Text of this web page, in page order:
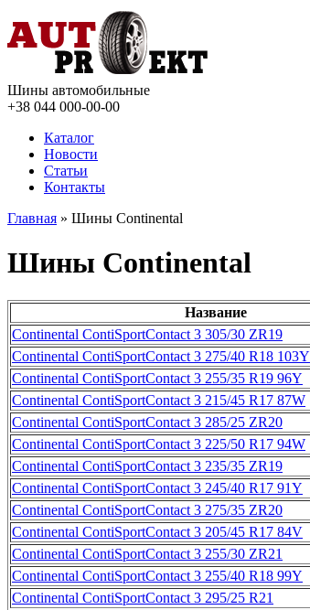
Шины автомобильные
+38 044 000-00-00
Каталог
Новости
Статьи
Контакты
Главная » Шины Continental
Шины Continental
Название
Continental ContiSportContact 3 305/30 ZR19
Continental ContiSportContact 3 275/40 R18 103Y
Continental ContiSportContact 3 255/35 R19 96Y
Continental ContiSportContact 3 215/45 R17 87W
Continental ContiSportContact 3 285/25 ZR20
Continental ContiSportContact 3 225/50 R17 94W
Continental ContiSportContact 3 235/35 ZR19
Continental ContiSportContact 3 245/40 R17 91Y
Continental ContiSportContact 3 275/35 ZR20
Continental ContiSportContact 3 205/45 R17 84V
Continental ContiSportContact 3 255/30 ZR21
Continental ContiSportContact 3 255/40 R18 99Y
Continental ContiSportContact 3 295/25 R21